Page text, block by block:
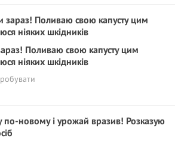
Поливаю свою капусту цим
ніяких шкідників